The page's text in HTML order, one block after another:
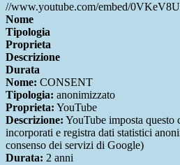
//www.youtube.com/embed/
Nome
Tipologia
Proprieta
Descrizione
Durata
Nome: CONSENT
Tipologia: anonimizzato
Proprieta: YouTube
Descrizione: YouTube imposta
incorporati e registra dati statistici
consenso dei servizi di Google)
Durata: 2 anni